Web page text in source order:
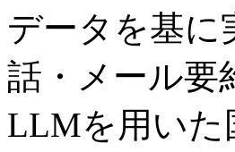
データを基に
話・メール要
LLMを用いた